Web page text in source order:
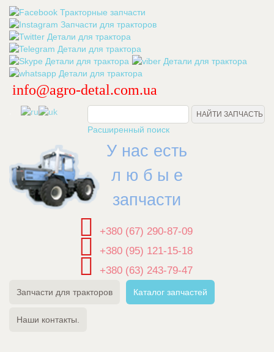
info@agro-detal.com.ua
Расширенный поиск
У нас есть
л ю б ы е
запчасти
+380 (67) 290-87-09
+380 (95) 121-15-18
+380 (63) 243-79-47
Запчасти для тракторов Каталог запчастей
Наши контакты.